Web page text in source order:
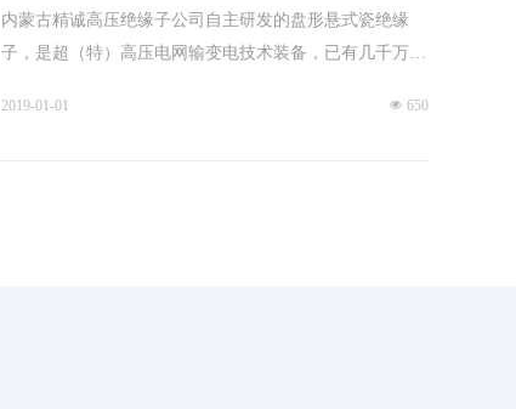
程
内蒙古精诚高压绝缘子公司自主研发的盘形悬式瓷绝缘
子，是超（特）高压电网输变电技术装备，已有几千万只
넶 650
2019-01-01